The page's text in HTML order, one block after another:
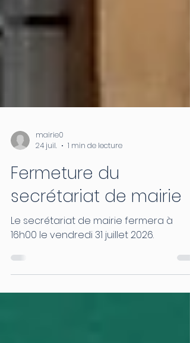
mairie0
24 juil.
1 min de lecture
Fermeture du
secrétariat de mairie
Le secrétariat de mairie fermera à
16h00 le vendredi 31 juillet 2026.